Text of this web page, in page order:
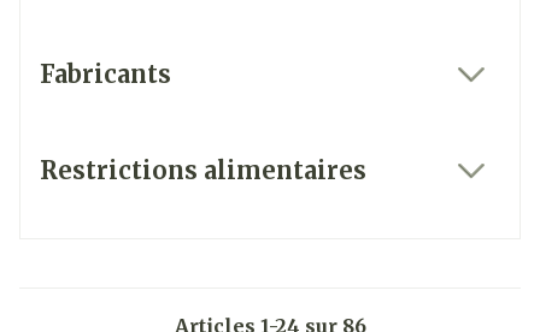
Fabricants
Restrictions alimentaires
Articles 1-24 sur 86